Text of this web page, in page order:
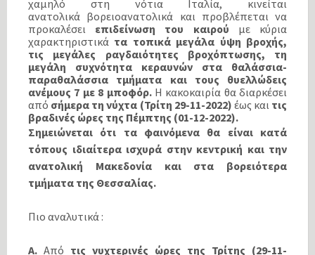
χαμηλό στη νότια Ιταλία, κινείται
ανατολικά βορειοανατολικά και προβλέπεται να
προκαλέσει επιδείνωση του καιρού με κύρια
χαρακτηριστικά τα τοπικά μεγάλα ύψη βροχής,
τις μεγάλες ραγδαιότητες βροχόπτωσης, τη
μεγάλη συχνότητα κεραυνών στα θαλάσσια-
παραθαλάσσια τμήματα και τους θυελλώδεις
ανέμους 7 με 8 μποφόρ. Η κακοκαιρία θα διαρκέσει
από σήμερα τη νύχτα (Τρίτη 29-11-2022) έως και τις
βραδινές ώρες της Πέμπτης (01-12-2022).
Σημειώνεται ότι τα φαινόμενα θα είναι κατά
τόπους ιδιαίτερα ισχυρά στην κεντρική και την
ανατολική Μακεδονία και στα βορειότερα
τμήματα της Θεσσαλίας.
Πιο αναλυτικά :
Α. Από τις νυχτερινές ώρες της Τρίτης (29-11-